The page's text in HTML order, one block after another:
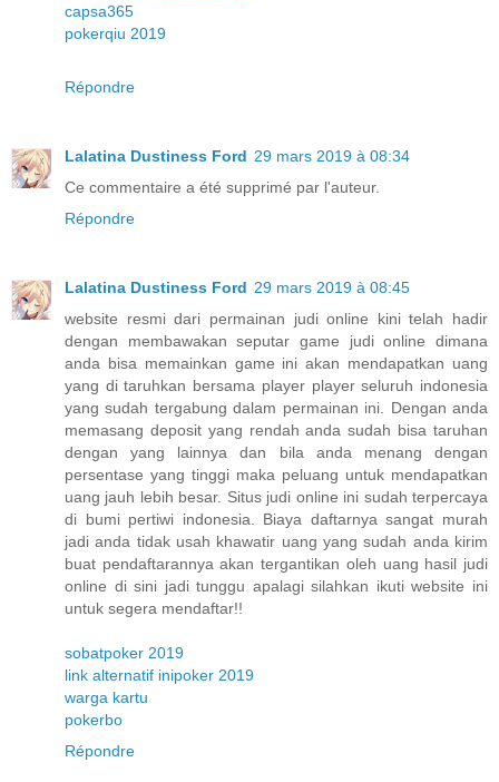
capsa365
pokerqiu 2019
Répondre
Lalatina Dustiness Ford 29 mars 2019 à 08:34
Ce commentaire a été supprimé par l'auteur.
Répondre
Lalatina Dustiness Ford 29 mars 2019 à 08:45
website resmi dari permainan judi online kini telah hadir
dengan membawakan seputar game judi online dimana
anda bisa memainkan game ini akan mendapatkan uang
yang di taruhkan bersama player player seluruh indonesia
yang sudah tergabung dalam permainan ini. Dengan anda
memasang deposit yang rendah anda sudah bisa taruhan
dengan yang lainnya dan bila anda menang dengan
persentase yang tinggi maka peluang untuk mendapatkan
uang jauh lebih besar. Situs judi online ini sudah terpercaya
di bumi pertiwi indonesia. Biaya daftarnya sangat murah
jadi anda tidak usah khawatir uang yang sudah anda kirim
buat pendaftarannya akan tergantikan oleh uang hasil judi
online di sini jadi tunggu apalagi silahkan ikuti website ini
untuk segera mendaftar!!
sobatpoker 2019
link alternatif inipoker 2019
warga kartu
pokerbo
Répondre